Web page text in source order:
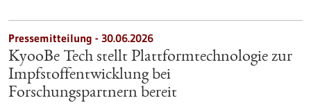
Pressemitteilung - 30.06.2026
KyooBe Tech stellt Plattformtechnologie zur
Impfstoffentwicklung bei
Forschungspartnern bereit